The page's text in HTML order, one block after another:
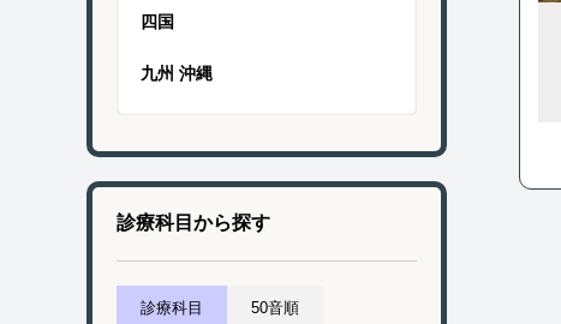
四国
九州 沖縄
診療科目から探す
診療科目 50音順